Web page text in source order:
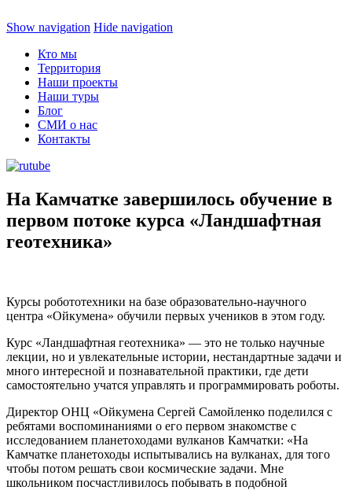
Show navigation Hide navigation
Кто мы
Территория
Наши проекты
Наши туры
Блог
СМИ о нас
Контакты
На Камчатке завершилось обучение в
первом потоке курса «Ландшафтная
геотехника»
Курсы робототехники на базе образовательно-научного
центра «Ойкумена» обучили первых учеников в этом году.
Курс «Ландшафтная геотехника» — это не только научные
лекции, но и увлекательные истории, нестандартные задачи и
много интересной и познавательной практики, где дети
самостоятельно учатся управлять и программировать роботы.
Директор ОНЦ «Ойкумена Сергей Самойленко поделился с
ребятами воспоминаниями о его первом знакомстве с
исследованием планетоходами вулканов Камчатки: «На
Камчатке планетоходы испытывались на вулканах, для того
чтобы потом решать свои космические задачи. Мне
школьником посчастливилось побывать в подобной